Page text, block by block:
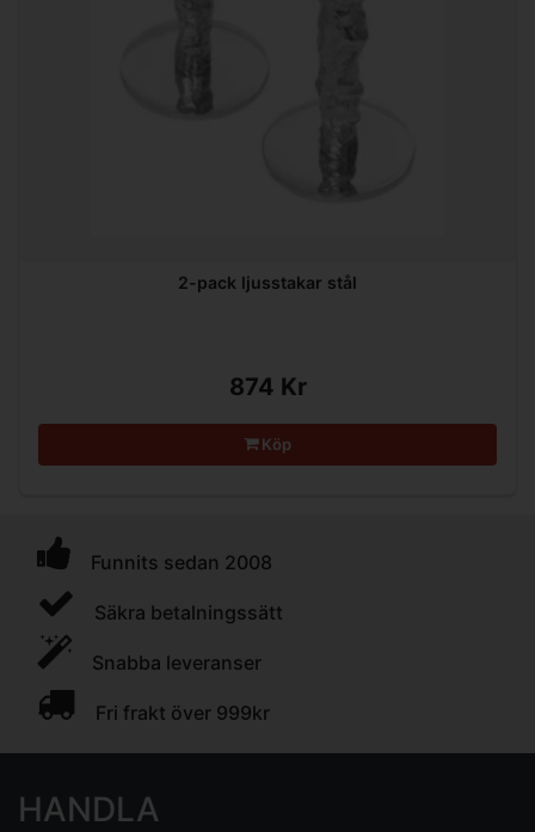
2-pack ljusstakar stål
874 Kr
Köp
Funnits sedan 2008
Säkra betalningssätt
Snabba leveranser
Fri frakt över 999kr
HANDLA